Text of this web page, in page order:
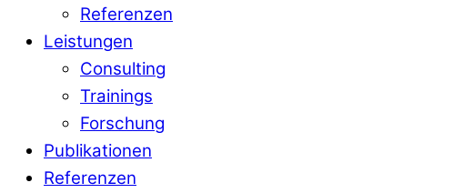
Referenzen
Leistungen
Consulting
Trainings
Forschung
Publikationen
Referenzen